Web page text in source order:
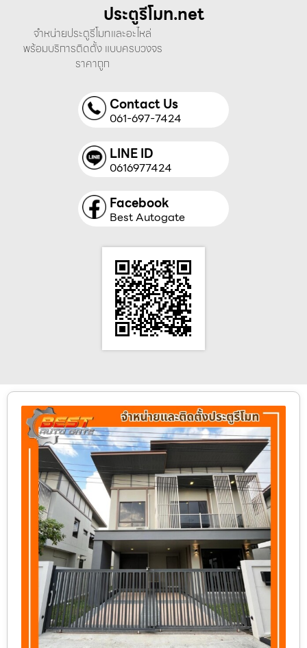
ประตูรีโมท.net
จำหน่ายประตูรีโมทและอะไหล่
พร้อมบริการติดตั้ง แบบครบวงจร
ราคาถูก
Contact Us
061-697-7424
LINE ID
0616977424
Facebook
Best Autogate